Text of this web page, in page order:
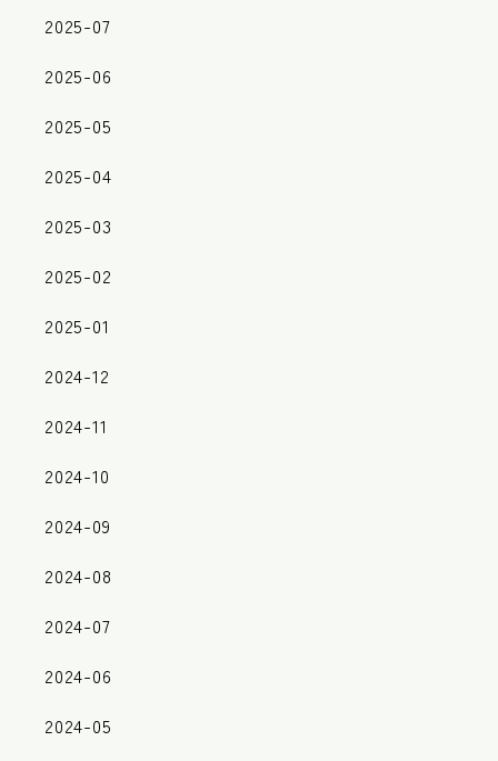
2025-07
2025-06
2025-05
2025-04
2025-03
2025-02
2025-01
2024-12
2024-11
2024-10
2024-09
2024-08
2024-07
2024-06
2024-05